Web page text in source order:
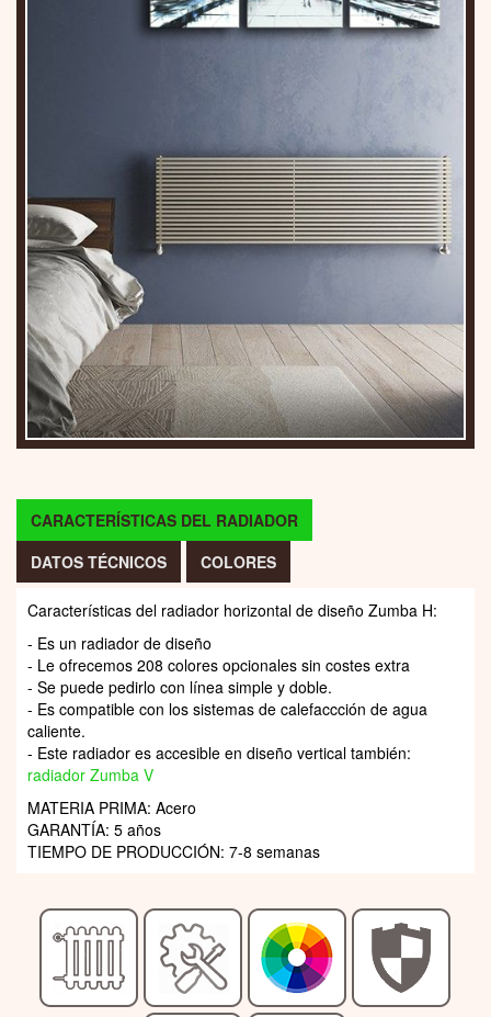
CARACTERÍSTICAS DEL RADIADOR
DATOS TÉCNICOS
COLORES
Características del radiador horizontal de diseño Zumba H:
- Es un radiador de diseño
- Le ofrecemos 208 colores opcionales sin costes extra
- Se puede pedirlo con línea simple y doble.
- Es compatible con los sistemas de calefaccción de agua
caliente.
- Este radiador es accesible en diseño vertical también:
radiador Zumba V
MATERIA PRIMA: Acero
GARANTÍA: 5 años
TIEMPO DE PRODUCCIÓN: 7-8 semanas